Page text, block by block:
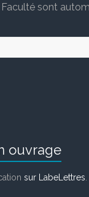
sont
ouvrage
sur LabeLettres